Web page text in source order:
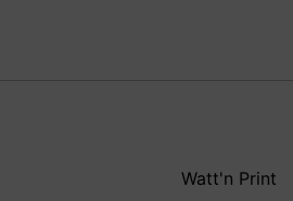
Watt'n Print